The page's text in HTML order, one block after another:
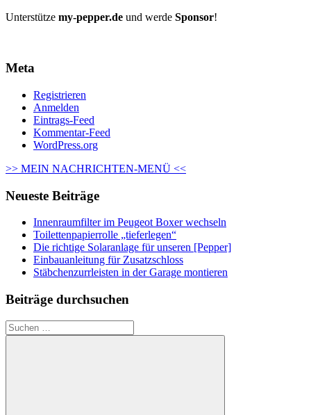
Unterstütze my-pepper.de und werde Sponsor!
Meta
Registrieren
Anmelden
Eintrags-Feed
Kommentar-Feed
WordPress.org
>> MEIN NACHRICHTEN-MENÜ <<
Neueste Beiträge
Innenraumfilter im Peugeot Boxer wechseln
Toilettenpapierrolle „tieferlegen“
Die richtige Solaranlage für unseren [Pepper]
Einbauanleitung für Zusatzschloss
Stäbchenzurrleisten in der Garage montieren
Beiträge durchsuchen
Suchen
nach: